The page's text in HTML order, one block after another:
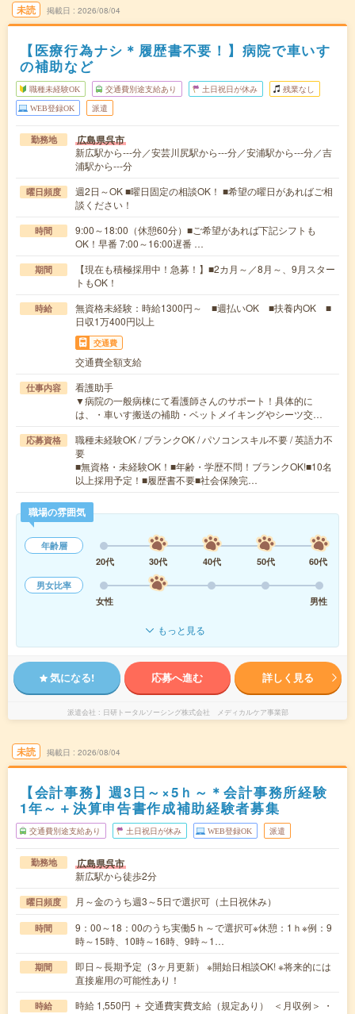
未読 掲載日 2026/08/04
【医療行為ナシ＊履歴書不要！】病院で車いす
の補助など
職種未経験OK 交通費別途支給あり 土日祝日が休み 残業なし
WEB登録OK 派遣
勤務地 広島県呉市
新広駅から---分／安芸川尻駅から---分／安浦駅から---分／吉
浦駅から---分
曜日頻度
週2日～OK ■曜日固定の相談OK！ ■希望の曜日があればご相
談ください！
時間
9:00～18:00（休憩60分）■ご希望があれば下記シフトも
OK！早番 7:00～16:00遅番 …
期間
【現在も積極採用中！急募！】■2カ月～／8月～、9月スター
トもOK！
時給
無資格未経験：時給1300円～ ■週払いOK ■扶養内OK ■
日収1万400円以上
交通費
交通費全額支給
仕事内容
看護助手
▼病院の一般病棟にて看護師さんのサポート！具体的に
は、・車いす搬送の補助・ベットメイキングやシーツ交…
応募資格
職種未経験OK / ブランクOK / パソコンスキル不要 / 英語力不
要
■無資格・未経験OK！■年齢・学歴不問！ブランクOK!■10名
以上採用予定！■履歴書不要■社会保険完…
職場の雰囲気
年齢層
20代
30代 40代 50代
60代
男女比率
女性
男性
もっと見る
気になる! 応募へ進む 詳しく見る
派遣会社 日研トータルソーシング株式会社 メディカルケア事業部
未読 掲載日 2026/08/04
【会計事務】週3日～×5ｈ～＊会計事務所経験
1年～＋決算申告書作成補助経験者募集
交通費別途支給あり 土日祝日が休み WEB登録OK 派遣
勤務地 広島県呉市
新広駅から徒歩2分
曜日頻度 月～金のうち週3～5日で選択可（土日祝休み）
時間
9：00～18：00のうち実働5ｈ～で選択可※休憩：1ｈ※例：9
時～15時、10時～16時、9時～1…
期間
即日～長期予定（3ヶ月更新） ※開始日相談OK! ※将来的には
直接雇用の可能性あり！
時給
時給 1,550円 ＋ 交通費実費支給（規定あり） ＜月収例＞ ・